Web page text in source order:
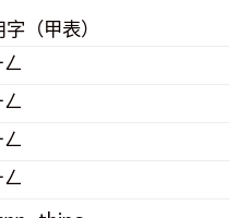
字（甲表）